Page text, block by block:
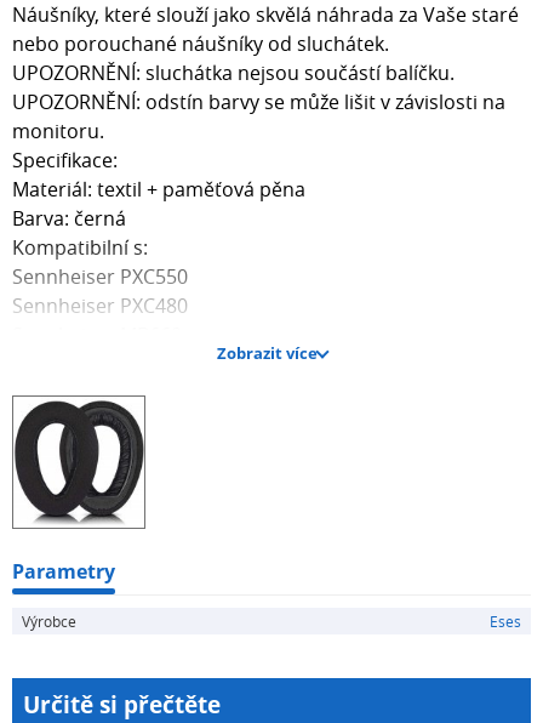
Náušníky, které slouží jako skvělá náhrada za Vaše staré
nebo porouchané náušníky od sluchátek.
UPOZORNĚNÍ: sluchátka nejsou součástí balíčku.
UPOZORNĚNÍ: odstín barvy se může lišit v závislosti na
monitoru.
Specifikace:
Materiál: textil + paměťová pěna
Barva: černá
Kompatibilní s:
Sennheiser PXC550
Sennheiser PXC480
Balíček obsahuje jeden pár náušníků.
Zobrazit více
Parametry
Výrobce Eses
Určitě si přečtěte